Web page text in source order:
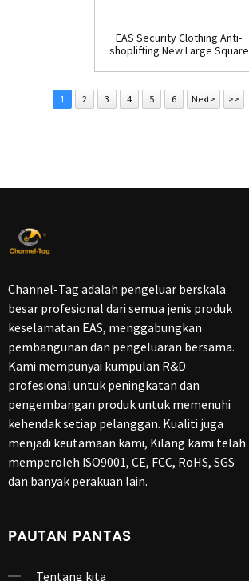
EAS Security Clothing Anti-
shoplifting New Large Square
1 2 3 4 5 6 Next> >>
Channel-Tag adalah pengeluar berskala
besar profesional dari semua jenis produk
keselamatan EAS, menggabungkan
pembangunan dan pengeluaran bersama.
Kami mempunyai kumpulan R&D
profesional untuk peningkatan dan
pengembangan produk untuk memenuhi
kehendak setiap pelanggan. Kualiti juga
menjadi keutamaan kami, Kilang kami telah
memperoleh ISO9001, CE, FCC, RoHS, SGS
dan banyak perakuan lain.
PAUTAN PANTAS
Tentang kita